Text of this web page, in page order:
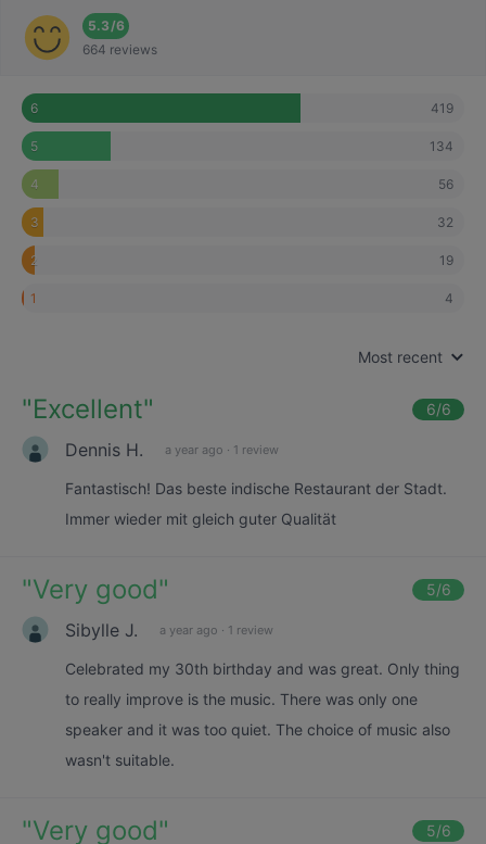
5.3/6
664 reviews
6 419
5 134
4 56
3 32
2 19
1 4
Most recent
"Excellent" 6/6
Dennis H. a year ago · 1 review
Fantastisch! Das beste indische Restaurant der Stadt.
Immer wieder mit gleich guter Qualität
"Very good" 5/6
Sibylle J. a year ago · 1 review
Celebrated my 30th birthday and was great. Only thing
to really improve is the music. There was only one
speaker and it was too quiet. The choice of music also
wasn't suitable.
"Very good" 5/6